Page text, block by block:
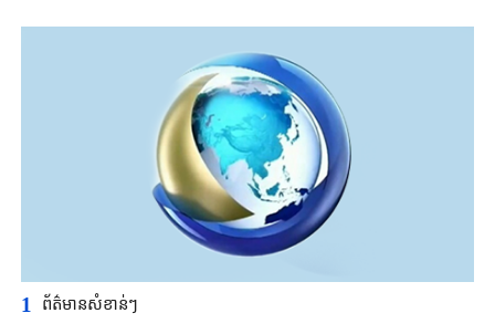
1 ព័ត៌មានសំខាន់ៗ